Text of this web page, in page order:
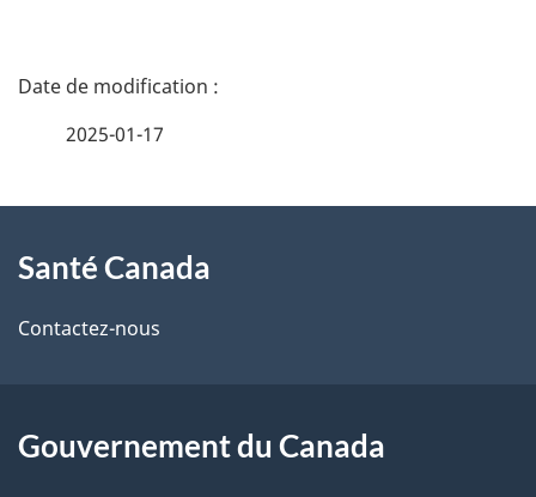
D
i
l
d
2025-01-17
propos
de
site
Santé Canada
Contactez-nous
Gouvernement du Canada